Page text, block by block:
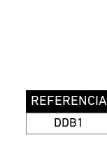
REFERENCIA
DDB1